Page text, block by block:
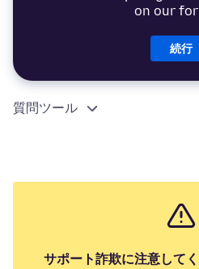
on our
続行
質問ツール
サポート詐欺に注意してく